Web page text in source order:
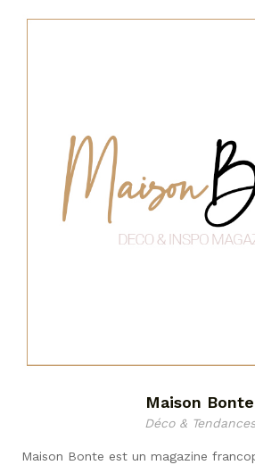
Maison Bonte
Déco & Tendances
Maison Bonte est un magazine